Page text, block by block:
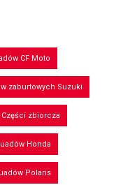
CF Moto
zaburtowych Suzuki
Części zbiorcza
Honda
Polaris